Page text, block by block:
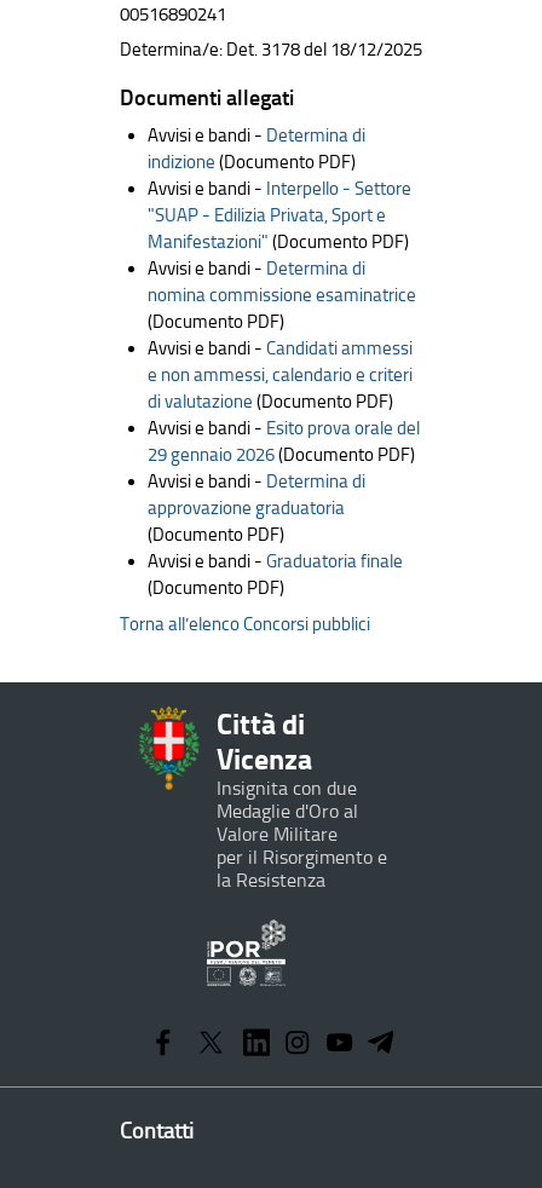
00516890241
Determina/e: Det. 3178 del 18/12/2025
Documenti allegati
Avvisi e bandi - Determina di
indizione (Documento PDF)
Avvisi e bandi - Interpello - Settore
"SUAP - Edilizia Privata, Sport e
Manifestazioni" (Documento PDF)
Avvisi e bandi - Determina di
nomina commissione esaminatrice
(Documento PDF)
Avvisi e bandi - Candidati ammessi
e non ammessi, calendario e criteri
di valutazione (Documento PDF)
Avvisi e bandi - Esito prova orale del
29 gennaio 2026(Documento PDF)
Avvisi e bandi - Determina di
approvazione graduatoria
(Documento PDF)
Avvisi e bandi - Graduatoria finale
(Documento PDF)
Torna all’elenco Concorsi pubblici
Città di
Vicenza
Insignita con due
Medaglie d'Oro al
Valore Militare
per il Risorgimento e
la Resistenza
Operativo
Regionale
Contatti